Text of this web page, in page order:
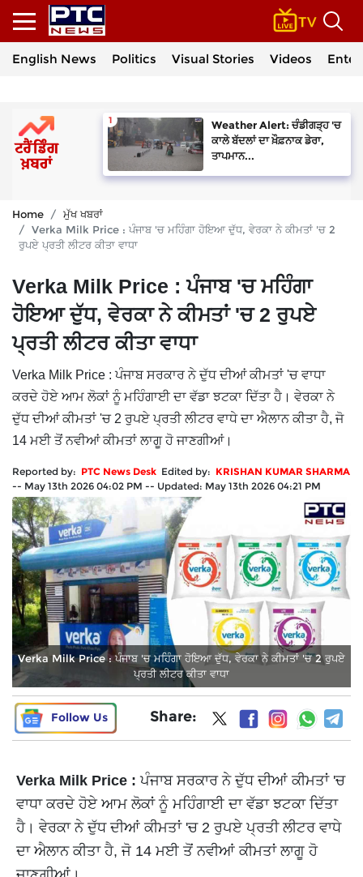
English News Politics Visual Stories Videos
Weather Alert: ਚੰਡੀਗੜ੍ਹ 'ਚ
ਕਾਲੇ ਬੱਦਲਾਂ ਦਾ ਖ਼ੌਫ਼ਨਾਕ ਡੇਰਾ,
ਤਾਪਮਾਨ...
Home
ਮੁੱਖ ਖਬਰਾਂ
Verka Milk Price : ਪੰਜਾਬ 'ਚ ਮਹਿੰਗਾ ਹੋਇਆ ਦੁੱਧ, ਵੇਰਕਾ ਨੇ ਕੀਮਤਾਂ 'ਚ 2
ਰੁਪਏ ਪ੍ਰਤੀ ਲੀਟਰ ਕੀਤਾ ਵਾਧਾ
Verka Milk Price : ਪੰਜਾਬ 'ਚ ਮਹਿੰਗਾ
ਹੋਇਆ ਦੁੱਧ, ਵੇਰਕਾ ਨੇ ਕੀਮਤਾਂ 'ਚ 2 ਰੁਪਏ
ਪ੍ਰਤੀ ਲੀਟਰ ਕੀਤਾ ਵਾਧਾ
Verka Milk Price : ਪੰਜਾਬ ਸਰਕਾਰ ਨੇ ਦੁੱਧ ਦੀਆਂ ਕੀਮਤਾਂ 'ਚ ਵਾਧਾ
ਕਰਦੇ ਹੋਏ ਆਮ ਲੋਕਾਂ ਨੂੰ ਮਹਿੰਗਾਈ ਦਾ ਵੱਡਾ ਝਟਕਾ ਦਿੱਤਾ ਹੈ। ਵੇਰਕਾ ਨੇ
ਦੁੱਧ ਦੀਆਂ ਕੀਮਤਾਂ 'ਚ 2 ਰੁਪਏ ਪ੍ਰਤੀ ਲੀਟਰ ਵਾਧੇ ਦਾ ਐਲਾਨ ਕੀਤਾ ਹੈ, ਜੋ
14 ਮਈ ਤੋਂ ਨਵੀਆਂ ਕੀਮਤਾਂ ਲਾਗੂ ਹੋ ਜਾਣਗੀਆਂ।
Reported by: PTC News Desk Edited by: KRISHAN KUMAR SHARMA
-- May 13th 2026 04:02 PM -- Updated: May 13th 2026 04:21 PM
Verka Milk Price : ਪੰਜਾਬ 'ਚ ਮਹਿੰਗਾ ਹੋਇਆ ਦੁੱਧ, ਵੇਰਕਾ ਨੇ ਕੀਮਤਾਂ 'ਚ 2 ਰੁਪਏ
ਪ੍ਰਤੀ ਲੀਟਰ ਕੀਤਾ ਵਾਧਾ
Follow Us Share:
Verka Milk Price : ਪੰਜਾਬ ਸਰਕਾਰ ਨੇ ਦੁੱਧ ਦੀਆਂ ਕੀਮਤਾਂ 'ਚ
ਵਾਧਾ ਕਰਦੇ ਹੋਏ ਆਮ ਲੋਕਾਂ ਨੂੰ ਮਹਿੰਗਾਈ ਦਾ ਵੱਡਾ ਝਟਕਾ ਦਿੱਤਾ
ਹੈ। ਵੇਰਕਾ ਨੇ ਦੁੱਧ ਦੀਆਂ ਕੀਮਤਾਂ 'ਚ 2 ਰੁਪਏ ਪ੍ਰਤੀ ਲੀਟਰ ਵਾਧੇ
ਦਾ ਐਲਾਨ ਕੀਤਾ ਹੈ, ਜੋ 14 ਮਈ ਤੋਂ ਨਵੀਆਂ ਕੀਮਤਾਂ ਲਾਗੂ ਹੋ